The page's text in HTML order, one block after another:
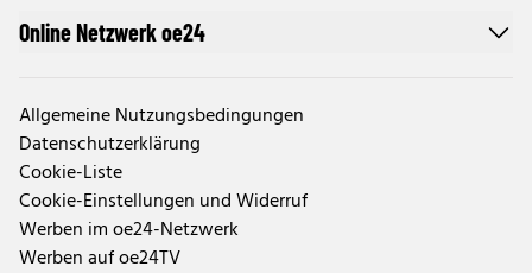
Online Netzwerk oe24
Allgemeine Nutzungsbedingungen
Datenschutzerklärung
Cookie-Liste
Cookie-Einstellungen und Widerruf
Werben im oe24-Netzwerk
Werben auf oe24TV